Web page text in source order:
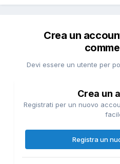
Crea un
Devi essere un utente per
Crea un
Registrati per un nuovo
Registra un